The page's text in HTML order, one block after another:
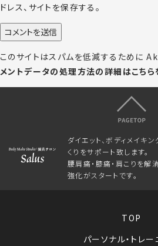
ドレス、サイトを保存する。
このサイトはスパムを低減するために
メントデータの処理方法の詳細はこちら
ダイエット、ボディメイキ
くりをサポート致します。
腰肩痛・膝痛・肩こりを解
強化がスタートです。
TOP
パーソナル・トレー